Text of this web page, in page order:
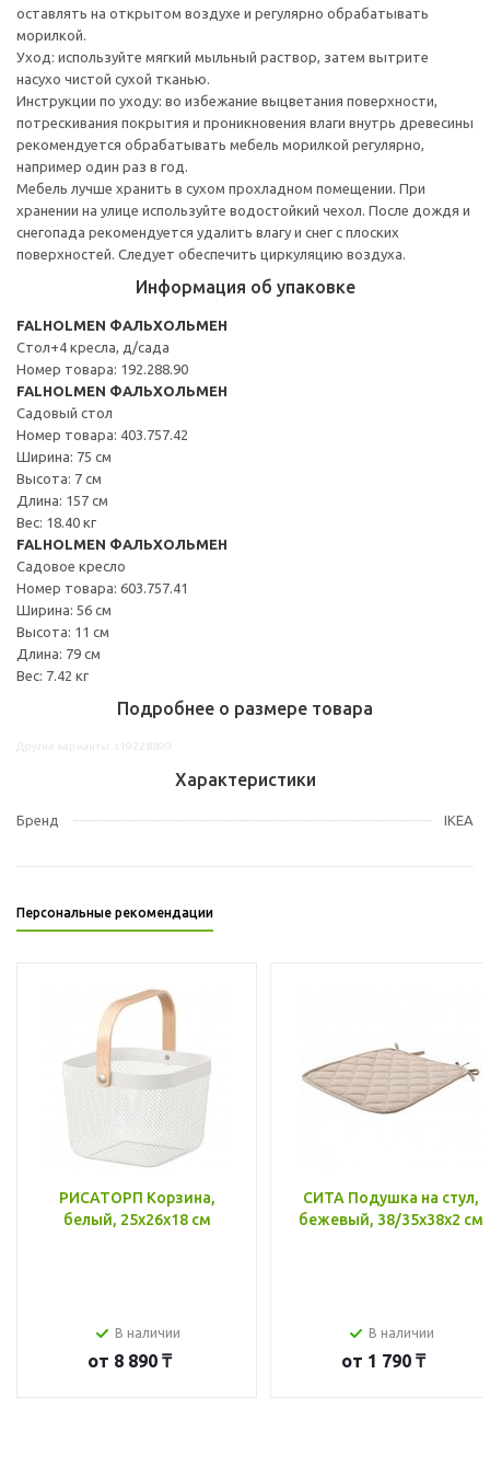
оставлять на открытом воздухе и регулярно обрабатывать
морилкой.
Уход: используйте мягкий мыльный раствор, затем вытрите
насухо чистой сухой тканью.
Инструкции по уходу: во избежание выцветания поверхности,
потрескивания покрытия и проникновения влаги внутрь древесины
рекомендуется обрабатывать мебель морилкой регулярно,
например один раз в год.
Мебель лучше хранить в сухом прохладном помещении. При
хранении на улице используйте водостойкий чехол. После дождя и
снегопада рекомендуется удалить влагу и снег с плоских
поверхностей. Следует обеспечить циркуляцию воздуха.
Информация об упаковке
FALHOLMEN ФАЛЬХОЛЬМЕН
Стол+4 кресла, д/сада
Номер товара: 192.288.90
FALHOLMEN ФАЛЬХОЛЬМЕН
Садовый стол
Номер товара: 403.757.42
Ширина: 75 см
Высота: 7 см
Длина: 157 см
Вес: 18.40 кг
FALHOLMEN ФАЛЬХОЛЬМЕН
Садовое кресло
Номер товара: 603.757.41
Ширина: 56 см
Высота: 11 см
Длина: 79 см
Вес: 7.42 кг
Подробнее о размере товара
Характеристики
Бренд IKEA
Персональные рекомендации
РИСАТОРП Корзина,
белый, 25x26x18 см
В наличии
от 8 890 ₸
СИТА Подушка на стул,
бежевый, 38/35x38x2 см
В наличии
от 1 790 ₸